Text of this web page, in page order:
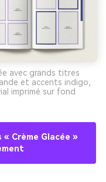
avec grands titres
et accents indigo,
imprimé sur fond
Crème Glacée »